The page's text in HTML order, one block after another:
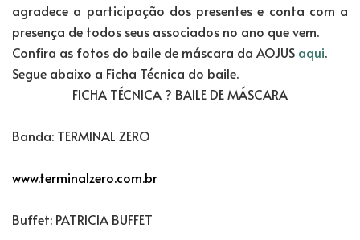
agradece a participação dos presentes e conta com a
presença de todos seus associados no ano que vem.
Confira as fotos do baile de máscara da AOJUS aqui.
Segue abaixo a Ficha Técnica do baile.
FICHA TÉCNICA ? BAILE DE MÁSCARA
Banda: TERMINAL ZERO
www.terminalzero.com.br
Buffet: PATRICIA BUFFET